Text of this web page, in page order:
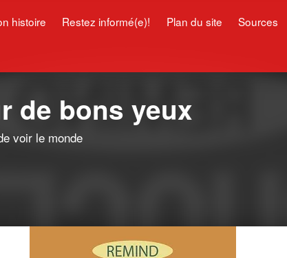
histoire Restez informé(e)! Plan du site Sources
de bons yeux
voir le monde